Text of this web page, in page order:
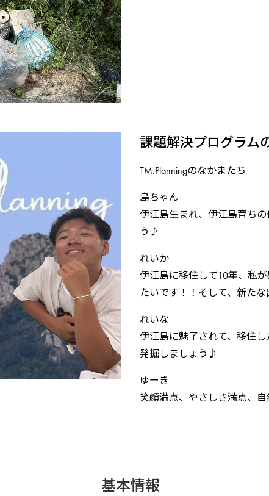
課題解決プログラム
TM.Planningのなかまたち
島ちゃん
伊江島生まれ、伊江島育ち
う♪
れいか
伊江島に移住して10年、私
たいです！！そして、新た
れいな
伊江島に魅了されて、移住
発掘しましょう♪
ゆーき
笑顔満点、やさしさ満点、
基本情報